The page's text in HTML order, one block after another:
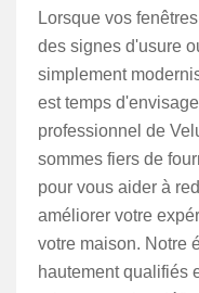
Lorsque vos
des signes d'usure
simplement
est temps
professionnel de
sommes fiers de
pour vous aider à
améliorer votre
votre maison. Notre
hautement qualifiés